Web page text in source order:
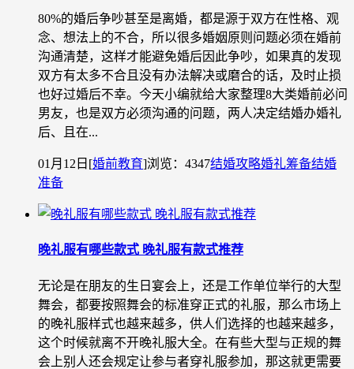
80%的婚后争吵甚至是离婚，都是源于双方在性格、观
念、想法上的不合，所以很多婚姻原则问题必须在婚前
沟通清楚，这样才能避免婚后因此争吵，如果真的发现
双方有太多不合且没有办法解决或磨合的话，及时止损
也好过婚后不幸。今天小编就给大家整理8大类婚前必问
男友，也是双方必须沟通的问题，两人决定结婚办婚礼
后、且在...
01月12日 [婚前教育]浏览：4347结婚攻略婚礼筹备结婚
准备
晚礼服有哪些款式 晚礼服有款式推荐
无论是在朋友的生日宴会上，还是工作单位举行的大型
舞会，都要按照舞会的标准穿正式的礼服，那么市场上
的晚礼服样式也越来越多，供人们选择的也越来越多，
这个时候就离不开晚礼服大全。在有些大型与正规的舞
会上别人还会规定让参与者穿礼服参加，那这就更需要